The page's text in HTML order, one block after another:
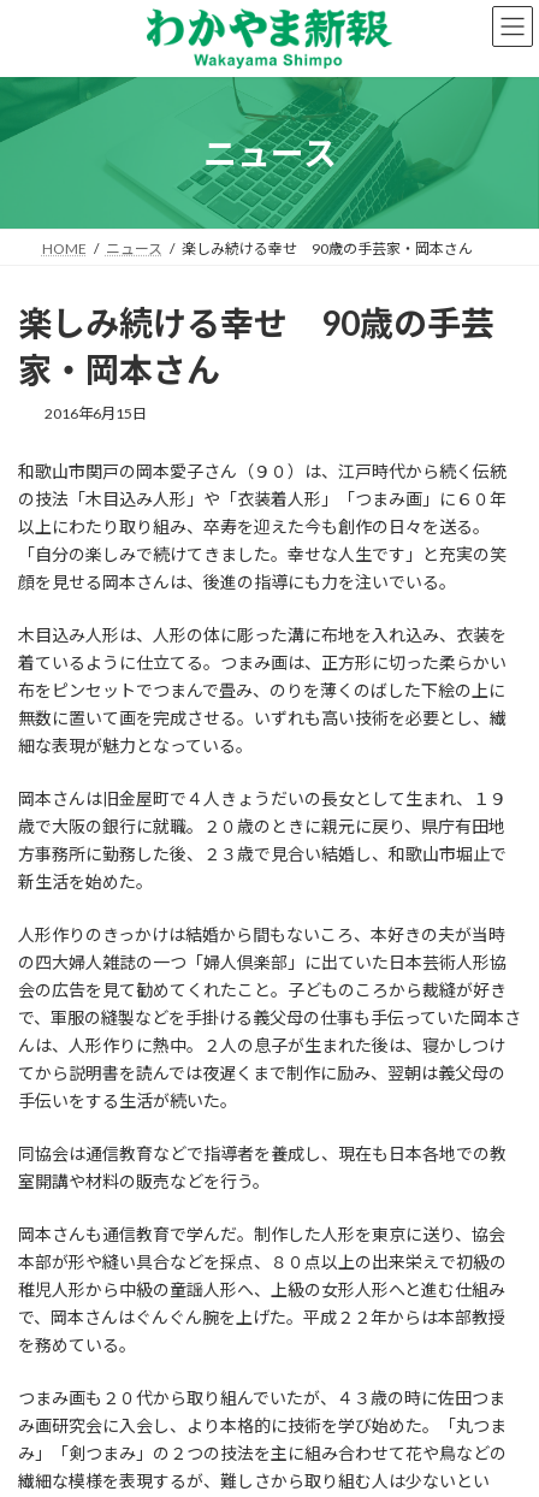
ン
へ
プ
ー
ョ
動
ニュース
HOME ニュース 楽しみ続ける幸せ 90歳の手芸家・岡本さん
楽しみ続ける幸せ 90歳の手芸
家・岡本さん
2016年6月15日
和歌山市関戸の岡本愛子さん（９０）は、江戸時代から続く伝統
の技法「木目込み人形」や「衣装着人形」「つまみ画」に６０年
以上にわたり取り組み、卒寿を迎えた今も創作の日々を送る。
「自分の楽しみで続けてきました。幸せな人生です」と充実の笑
顔を見せる岡本さんは、後進の指導にも力を注いでいる。
木目込み人形は、人形の体に彫った溝に布地を入れ込み、衣装を
着ているように仕立てる。つまみ画は、正方形に切った柔らかい
布をピンセットでつまんで畳み、のりを薄くのばした下絵の上に
無数に置いて画を完成させる。いずれも高い技術を必要とし、繊
細な表現が魅力となっている。
岡本さんは旧金屋町で４人きょうだいの長女として生まれ、１９
歳で大阪の銀行に就職。２０歳のときに親元に戻り、県庁有田地
方事務所に勤務した後、２３歳で見合い結婚し、和歌山市堀止で
新生活を始めた。
人形作りのきっかけは結婚から間もないころ、本好きの夫が当時
の四大婦人雑誌の一つ「婦人倶楽部」に出ていた日本芸術人形協
会の広告を見て勧めてくれたこと。子どものころから裁縫が好き
で、軍服の縫製などを手掛ける義父母の仕事も手伝っていた岡本さ
んは、人形作りに熱中。２人の息子が生まれた後は、寝かしつけ
てから説明書を読んでは夜遅くまで制作に励み、翌朝は義父母の
手伝いをする生活が続いた。
同協会は通信教育などで指導者を養成し、現在も日本各地での教
室開講や材料の販売などを行う。
岡本さんも通信教育で学んだ。制作した人形を東京に送り、協会
本部が形や縫い具合などを採点、８０点以上の出来栄えで初級の
稚児人形から中級の童謡人形へ、上級の女形人形へと進む仕組み
で、岡本さんはぐんぐん腕を上げた。平成２２年からは本部教授
を務めている。
つまみ画も２０代から取り組んでいたが、４３歳の時に佐田つま
み画研究会に入会し、より本格的に技術を学び始めた。「丸つま
み」「剣つまみ」の２つの技法を主に組み合わせて花や鳥などの
繊細な模様を表現するが、難しさから取り組む人は少ないとい